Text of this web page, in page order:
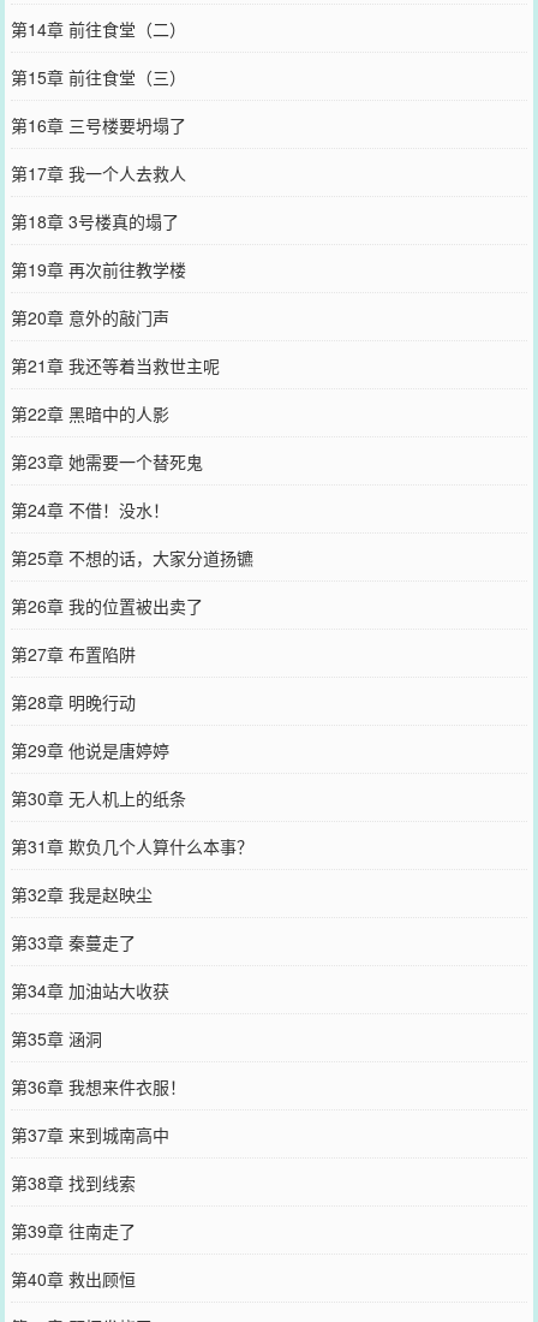
第14章 前往食堂（二）
第15章 前往食堂（三）
第16章 三号楼要坍塌了
第17章 我一个人去救人
第18章 3号楼真的塌了
第19章 再次前往教学楼
第20章 意外的敲门声
第21章 我还等着当救世主呢
第22章 黑暗中的人影
第23章 她需要一个替死鬼
第24章 不借！没水！
第25章 不想的话，大家分道扬镳
第26章 我的位置被出卖了
第27章 布置陷阱
第28章 明晚行动
第29章 他说是唐婷婷
第30章 无人机上的纸条
第31章 欺负几个人算什么本事？
第32章 我是赵映尘
第33章 秦蔓走了
第34章 加油站大收获
第35章 涵洞
第36章 我想来件衣服！
第37章 来到城南高中
第38章 找到线索
第39章 往南走了
第40章 救出顾恒